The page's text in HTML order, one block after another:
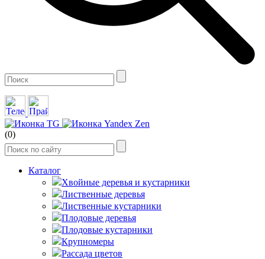
(0)
Каталог
Хвойные деревья и кустарники
Лиственные деревья
Лиственные кустарники
Плодовые деревья
Плодовые кустарники
Крупномеры
Рассада цветов